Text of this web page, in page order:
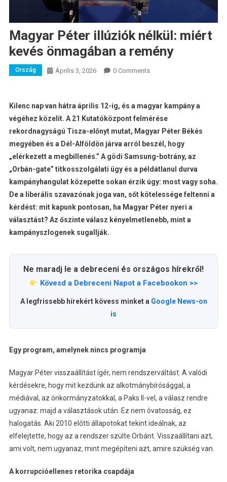
Magyar Péter illúziók nélkül: miért
kevés önmagában a remény
Ország Április 3, 2026 0 Comments
Kilenc nap van hátra április 12-ig, és a magyar kampány a
végéhez közelít. A 21 Kutatóközpont felmérése
rekordnagyságú Tisza-előnyt mutat, Magyar Péter Békés
megyében és a Dél-Alföldön járva arról beszél, hogy
„elérkezett a megbillenés.” A gödi Samsung-botrány, az
„Orbán-gate” titkosszolgálati ügy és a példátlanul durva
kampányhangulat közepette sokan érzik úgy: most vagy soha.
De a liberális szavazónak joga van, sőt kötelessége feltenni a
kérdést: mit kapunk pontosan, ha Magyar Péter nyeri a
választást? Az őszinte válasz kényelmetlenebb, mint a
kampányszlogenek sugallják.
Ne maradj le a debreceni és országos hírekről!
Kövesd a Debreceni Napot a Facebookon >>
A legfrissebb hírekért kövess minket a Google News-on
is
Egy program, amelynek nincs programja
Magyar Péter visszaállítást ígér, nem rendszerváltást. A valódi
kérdésekre, hogy mit kezdünk az alkotmánybírósággal, a
médiával, az önkormányzatokkal, a Paks II-vel, a válasz rendre
ugyanaz: majd a választások után. Ez nem óvatosság, ez
halogatás. Aki 2010 előtti állapotokat tekint ideálnak, az
elfelejtette, hogy az a rendszer szülte Orbánt. Visszaállítani azt,
ami volt, nem ugyanaz, mint megépíteni azt, amire szükség van.
A korrupcióellenes retorika csapdája